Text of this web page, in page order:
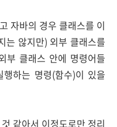
자바의 경우 클래스를 이
는 않지만) 외부 클래스를
부 클래스 안에 명령어들
하는 명령(함수)이 있을
같아서 이정도로만 정리